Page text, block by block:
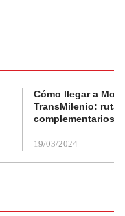
Cómo llegar a
TransMilenio:
complementarios
19/03/2024